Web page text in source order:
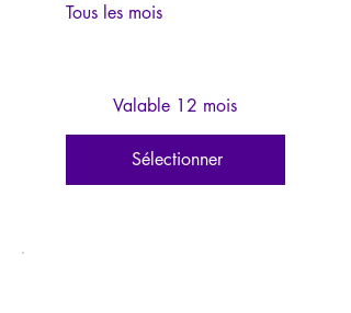
Tous les mois
Valable 12 mois
Sélectionner